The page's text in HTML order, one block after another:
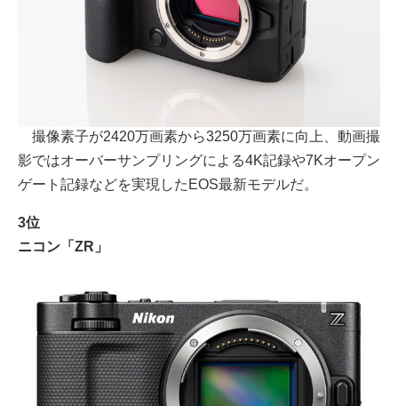
撮像素子が2420万画素から3250万画素に向上、動画撮
影ではオーバーサンプリングによる4K記録や7Kオープン
ゲート記録などを実現したEOS最新モデルだ。
3位
ニコン「ZR」